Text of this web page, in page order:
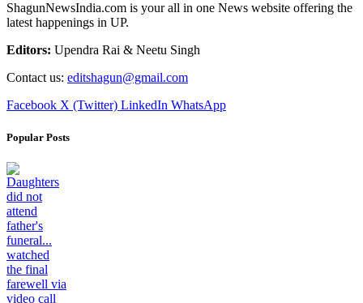
ShagunNewsIndia.com is your all in one News website offering the
latest happenings in UP.
Editors: Upendra Rai & Neetu Singh
Contact us: editshagun@gmail.com
Facebook X (Twitter) LinkedIn WhatsApp
Popular Posts